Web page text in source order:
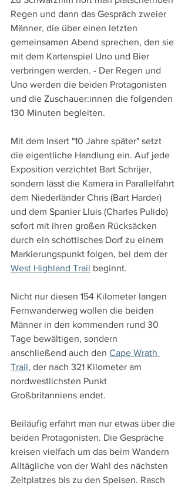
Regen und dann das Gespräch zweier
Männer, die über einen letzten
gemeinsamen Abend sprechen, den sie
mit dem Kartenspiel Uno und Bier
verbringen werden. - Der Regen und
Uno werden die beiden Protagonisten
und die Zuschauer:innen die folgenden
130 Minuten begleiten.
Mit dem Insert "10 Jahre später" setzt
die eigentliche Handlung ein. Auf jede
Exposition verzichtet Bart Schrijer,
sondern lässt die Kamera in Parallelfahrt
dem Niederländer Chris (Bart Harder)
und dem Spanier Lluis (Charles Pulido)
sofort mit ihren großen Rücksäcken
durch ein schottisches Dorf zu einem
Markierungspunkt folgen, bei dem der
West Highland Trail beginnt.
Nicht nur diesen 154 Kilometer langen
Fernwanderweg wollen die beiden
Männer in den kommenden rund 30
Tage bewältigen, sondern
anschließend auch den Cape Wrath
Trail, der nach 321 Kilometer am
nordwestlichsten Punkt
Großbritanniens endet.
Beiläufig erfährt man nur etwas über die
beiden Protagonisten. Die Gespräche
kreisen vielfach um das beim Wandern
Alltägliche von der Wahl des nächsten
Zeltplatzes bis zu den Speisen. Rasch